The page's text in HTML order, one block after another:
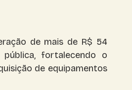
de mais de R$ 54
fortalecendo o
de equipamentos